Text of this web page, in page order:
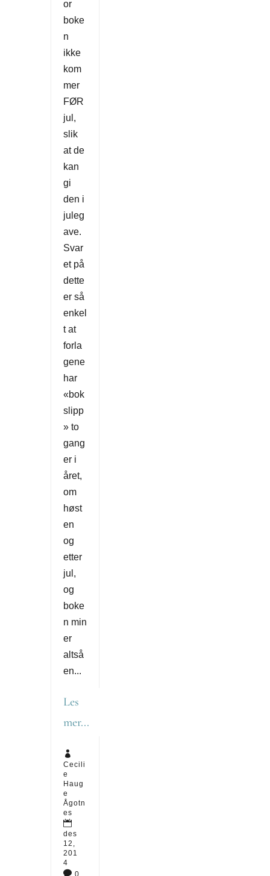
or
boke
n
ikke
kom
mer
FØR
jul,
slik
at de
kan
gi
den i
juleg
ave.
Svar
et på
dette
er så
enkel
t at
forla
gene
har
«bok
slipp
» to
gang
er i
året,
om
høst
en
og
etter
jul,
og
boke
n min
er
altså
en...
Les
mer...

Cecili
e
Haug
e
Ågotn
es

des
12,
201
4
